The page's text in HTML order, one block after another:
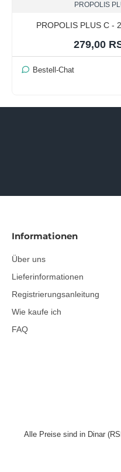
PROPOLIS
PROPOLIS PLUS C -
279,00
Bestell-Chat
Informationen
Über uns
Lieferinformationen
Registrierungsanleitung
Wie kaufe ich
FAQ
Alle Preise sind in Dinar